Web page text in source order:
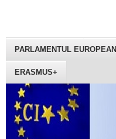
PARLAMENTUL EUROPEAN
ERASMUS+